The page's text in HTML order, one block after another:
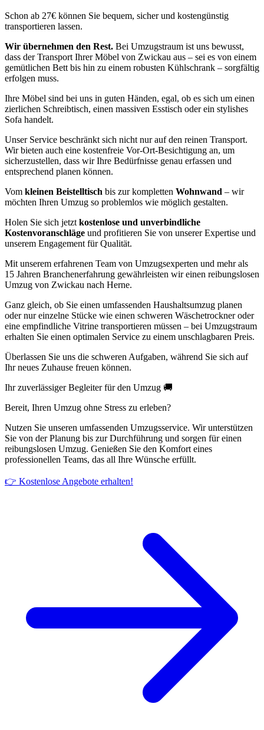
Schon ab 27€ können Sie bequem, sicher und kostengünstig
transportieren lassen.
Wir übernehmen den Rest. Bei Umzugstraum ist uns bewusst,
dass der Transport Ihrer Möbel von Zwickau aus – sei es von einem
gemütlichen Bett bis hin zu einem robusten Kühlschrank – sorgfältig
erfolgen muss.
Ihre Möbel sind bei uns in guten Händen, egal, ob es sich um einen
zierlichen Schreibtisch, einen massiven Esstisch oder ein stylishes
Sofa handelt.
Unser Service beschränkt sich nicht nur auf den reinen Transport.
Wir bieten auch eine kostenfreie Vor-Ort-Besichtigung an, um
sicherzustellen, dass wir Ihre Bedürfnisse genau erfassen und
entsprechend planen können.
Vom kleinen Beistelltisch bis zur kompletten Wohnwand – wir
möchten Ihren Umzug so problemlos wie möglich gestalten.
Holen Sie sich jetzt kostenlose und unverbindliche
Kostenvoranschläge und profitieren Sie von unserer Expertise und
unserem Engagement für Qualität.
Mit unserem erfahrenen Team von Umzugsexperten und mehr als
15 Jahren Branchenerfahrung gewährleisten wir einen reibungslosen
Umzug von Zwickau nach Herne.
Ganz gleich, ob Sie einen umfassenden Haushaltsumzug planen
oder nur einzelne Stücke wie einen schweren Wäschetrockner oder
eine empfindliche Vitrine transportieren müssen – bei Umzugstraum
erhalten Sie einen optimalen Service zu einem unschlagbaren Preis.
Überlassen Sie uns die schweren Aufgaben, während Sie sich auf
Ihr neues Zuhause freuen können.
Ihr zuverlässiger Begleiter für den Umzug 🚚
Bereit, Ihren Umzug ohne Stress zu erleben?
Nutzen Sie unseren umfassenden Umzugsservice. Wir unterstützen
Sie von der Planung bis zur Durchführung und sorgen für einen
reibungslosen Umzug. Genießen Sie den Komfort eines
professionellen Teams, das all Ihre Wünsche erfüllt.
👉 Kostenlose Angebote erhalten!